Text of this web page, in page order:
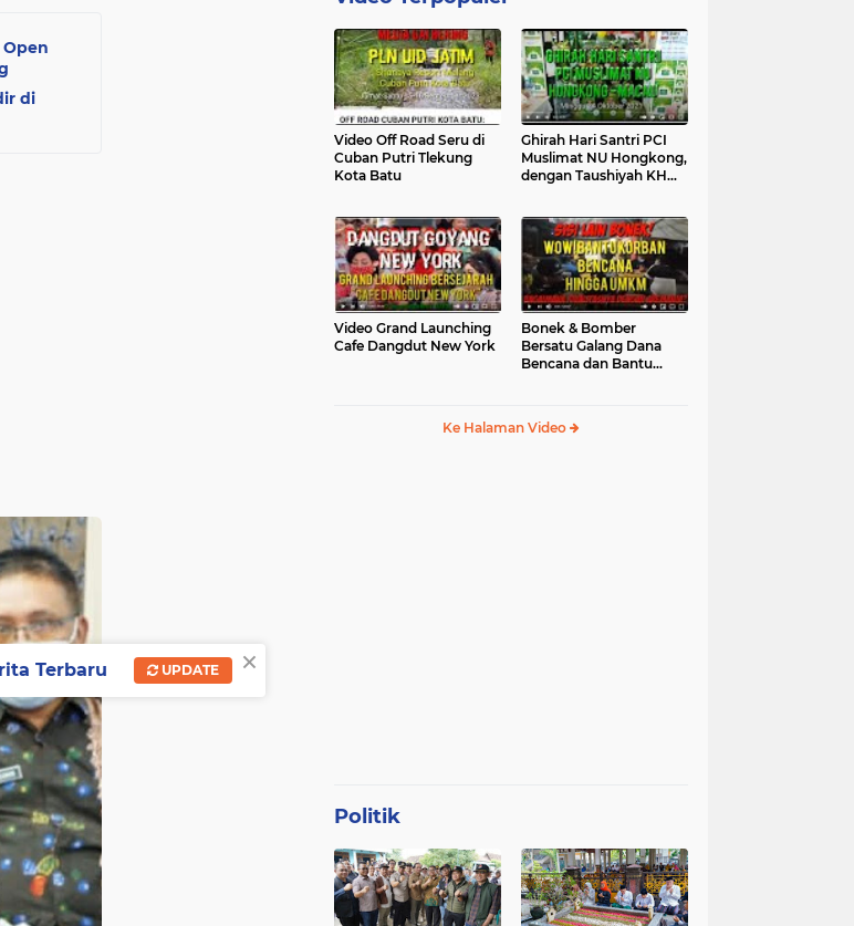
di
Video Off Road Seru di
Cuban Putri Tlekung
Kota Batu
Ghirah Hari Santri PCI
Muslimat NU Hongkong,
dengan Taushiyah KH
Video Grand Launching
Cafe Dangdut New York
Bonek & Bomber
Bersatu Galang Dana
Bencana dan Bantu
Ke Halaman Video
Politik
×
Terbaru UPDATE